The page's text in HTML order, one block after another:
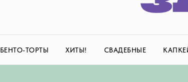
БЕНТО-ТОРТЫ ХИТЫ! СВАДЕБНЫЕ